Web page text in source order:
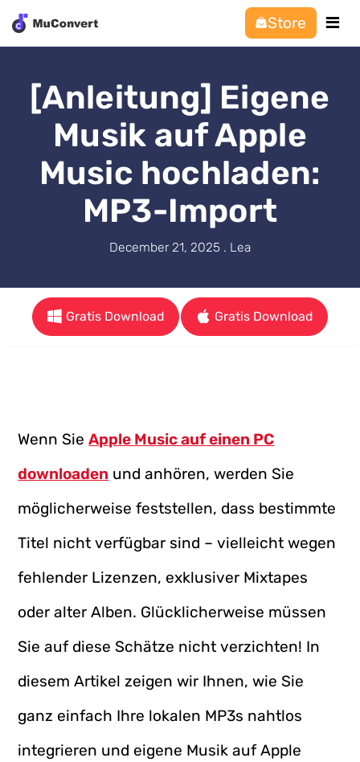
Store
[Anleitung] Eigene
Musik auf Apple
Music hochladen:
MP3-Import
December 21, 2025 . Lea
Gratis Download Gratis Download
Wenn SieApple Music auf einen PC
downloaden und anhören, werden Sie
möglicherweise feststellen, dass bestimmte
Titel nicht verfügbar sind – vielleicht wegen
fehlender Lizenzen, exklusiver Mixtapes
oder alter Alben. Glücklicherweise müssen
Sie auf diese Schätze nicht verzichten! In
diesem Artikel zeigen wir Ihnen, wie Sie
ganz einfach Ihre lokalen MP3s nahtlos
integrieren und eigene Musik auf Apple